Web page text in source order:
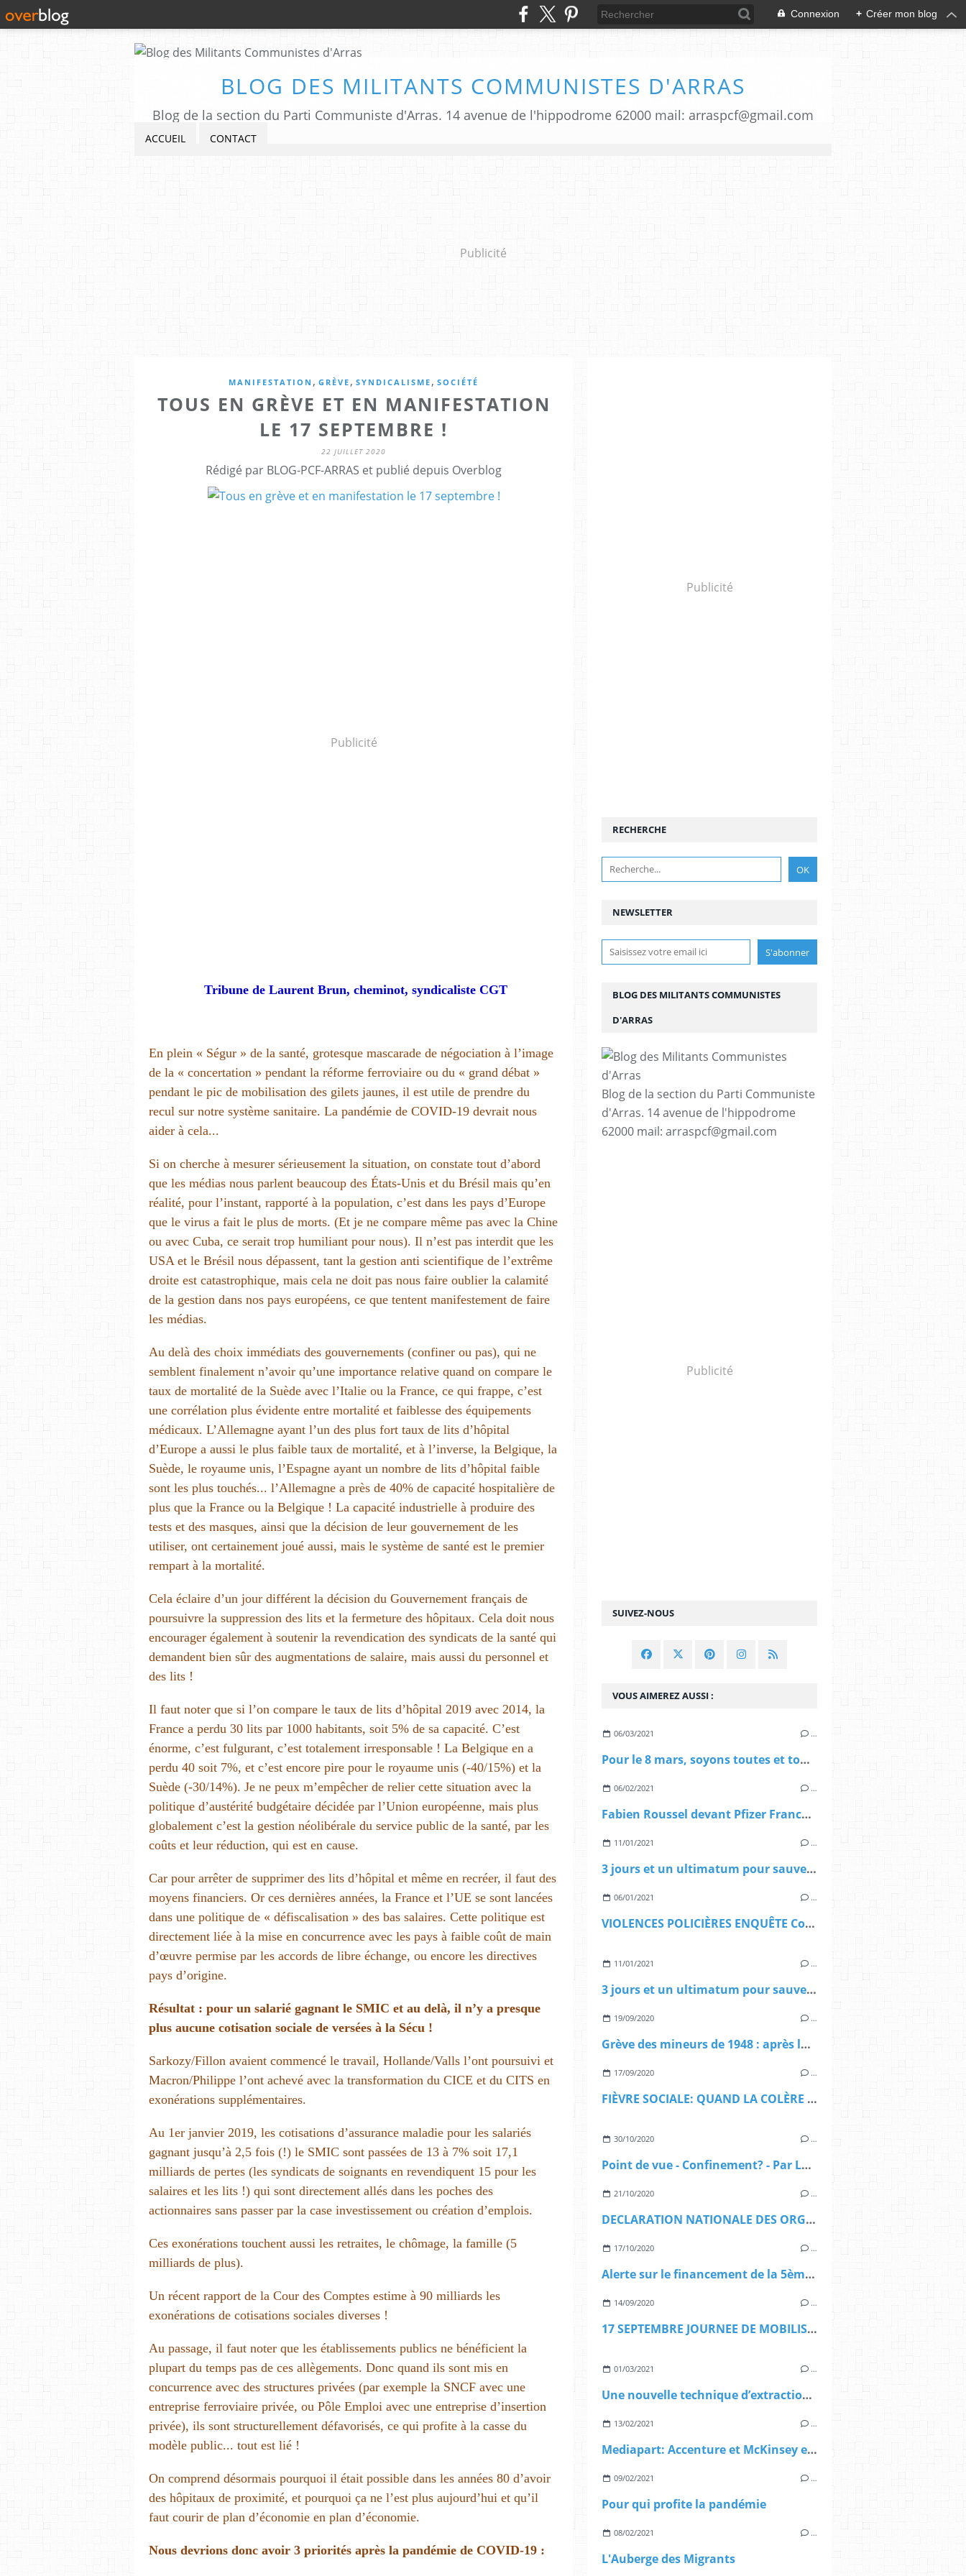
Connexion + Créer mon blog
BLOG DES MILITANTS COMMUNISTES D'ARRAS
Blog de la section du Parti Communiste d'Arras. 14 avenue de l'hippodrome 62000 mail: arraspcf@gmail.com
ACCUEIL CONTACT
Publicité
MANIFESTATION , GRÈVE , SYNDICALISME , SOCIÉTÉ
TOUS EN GRÈVE ET EN MANIFESTATION
LE 17 SEPTEMBRE !
22 JUILLET 2020
Rédigé par BLOG-PCF-ARRAS et publié depuis Overblog
Publicité
Tribune de Laurent Brun, cheminot, syndicaliste CGT
En plein « Ségur » de la santé, grotesque mascarade de négociation à l’image
de la « concertation » pendant la réforme ferroviaire ou du « grand débat »
pendant le pic de mobilisation des gilets jaunes, il est utile de prendre du
recul sur notre système sanitaire. La pandémie de COVID-19 devrait nous
aider à cela...
Si on cherche à mesurer sérieusement la situation, on constate tout d’abord
que les médias nous parlent beaucoup des États-Unis et du Brésil mais qu’en
réalité, pour l’instant, rapporté à la population, c’est dans les pays d’Europe
que le virus a fait le plus de morts. (Et je ne compare même pas avec la Chine
ou avec Cuba, ce serait trop humiliant pour nous). Il n’est pas interdit que les
USA et le Brésil nous dépassent, tant la gestion anti scientifique de l’extrême
droite est catastrophique, mais cela ne doit pas nous faire oublier la calamité
de la gestion dans nos pays européens, ce que tentent manifestement de faire
les médias.
Au delà des choix immédiats des gouvernements (confiner ou pas), qui ne
semblent finalement n’avoir qu’une importance relative quand on compare le
taux de mortalité de la Suède avec l’Italie ou la France, ce qui frappe, c’est
une corrélation plus évidente entre mortalité et faiblesse des équipements
médicaux. L’Allemagne ayant l’un des plus fort taux de lits d’hôpital
d’Europe a aussi le plus faible taux de mortalité, et à l’inverse, la Belgique, la
Suède, le royaume unis, l’Espagne ayant un nombre de lits d’hôpital faible
sont les plus touchés... l’Allemagne a près de 40% de capacité hospitalière de
plus que la France ou la Belgique ! La capacité industrielle à produire des
tests et des masques, ainsi que la décision de leur gouvernement de les
utiliser, ont certainement joué aussi, mais le système de santé est le premier
rempart à la mortalité.
Cela éclaire d’un jour différent la décision du Gouvernement français de
poursuivre la suppression des lits et la fermeture des hôpitaux. Cela doit nous
encourager également à soutenir la revendication des syndicats de la santé qui
demandent bien sûr des augmentations de salaire, mais aussi du personnel et
des lits !
Il faut noter que si l’on compare le taux de lits d’hôpital 2019 avec 2014, la
France a perdu 30 lits par 1000 habitants, soit 5% de sa capacité. C’est
énorme, c’est fulgurant, c’est totalement irresponsable ! La Belgique en a
perdu 40 soit 7%, et c’est encore pire pour le royaume unis (-40/15%) et la
Suède (-30/14%). Je ne peux m’empêcher de relier cette situation avec la
politique d’austérité budgétaire décidée par l’Union européenne, mais plus
globalement c’est la gestion néolibérale du service public de la santé, par les
coûts et leur réduction, qui est en cause.
Car pour arrêter de supprimer des lits d’hôpital et même en recréer, il faut des
moyens financiers. Or ces dernières années, la France et l’UE se sont lancées
dans une politique de « défiscalisation » des bas salaires. Cette politique est
directement liée à la mise en concurrence avec les pays à faible coût de main
d’œuvre permise par les accords de libre échange, ou encore les directives
pays d’origine.
Résultat : pour un salarié gagnant le SMIC et au delà, il n’y a presque
plus aucune cotisation sociale de versées à la Sécu !
Sarkozy/Fillon avaient commencé le travail, Hollande/Valls l’ont poursuivi et
Macron/Philippe l’ont achevé avec la transformation du CICE et du CITS en
exonérations supplémentaires.
Au 1er janvier 2019, les cotisations d’assurance maladie pour les salariés
gagnant jusqu’à 2,5 fois (!) le SMIC sont passées de 13 à 7% soit 17,1
milliards de pertes (les syndicats de soignants en revendiquent 15 pour les
salaires et les lits !) qui sont directement allés dans les poches des
actionnaires sans passer par la case investissement ou création d’emplois.
Ces exonérations touchent aussi les retraites, le chômage, la famille (5
milliards de plus).
Un récent rapport de la Cour des Comptes estime à 90 milliards les
exonérations de cotisations sociales diverses !
Au passage, il faut noter que les établissements publics ne bénéficient la
plupart du temps pas de ces allègements. Donc quand ils sont mis en
concurrence avec des structures privées (par exemple la SNCF avec une
entreprise ferroviaire privée, ou Pôle Emploi avec une entreprise d’insertion
privée), ils sont structurellement défavorisés, ce qui profite à la casse du
modèle public... tout est lié !
On comprend désormais pourquoi il était possible dans les années 80 d’avoir
des hôpitaux de proximité, et pourquoi ça ne l’est plus aujourd’hui et qu’il
faut courir de plan d’économie en plan d’économie.
Nous devrions donc avoir 3 priorités après la pandémie de COVID-19 :
Publicité
NEWSLETTER
SUIVEZ-NOUS
RECHERCHE
BLOG DES MILITANTS COMMUNISTES
D'ARRAS
Blog de la section du Parti Communiste
d'Arras. 14 avenue de l'hippodrome
62000 mail: arraspcf@gmail.com
Publicité
VOUS AIMEREZ AUSSI :
06/03/2021 …
Pour le 8 mars, soyons toutes et tous au rendez-vous !
06/02/2021 …
Fabien Roussel devant Pfizer France à Paris: Il n'y a pas de profit à faire sur la pandémie
11/01/2021 …
3 jours et un ultimatum pour sauver le service public de l’énergie
06/01/2021 …
VIOLENCES POLICIÈRES ENQUÊTE Comment les forces de l’ordre ont saboté la manifestation du 12 décembre 2020
11/01/2021 …
3 jours et un ultimatum pour sauver le service public de l’énergie
19/09/2020 …
Grève des mineurs de 1948 : après la répression, l'indemnisation
17/09/2020 …
FIÈVRE SOCIALE: QUAND LA COLÈRE DEVIENT VIRALE
30/10/2020 …
Point de vue - Confinement? - Par Laurent Brun, membre de la direction du PCF et de la CGT Cheminots
21/10/2020 …
DECLARATION NATIONALE DES ORGANISATIONS SYNDICALES DE RETRAITES
17/10/2020 …
Alerte sur le financement de la 5ème Branche Macron. Encore une arnaque dont vont être victimes les retraités !
14/09/2020 …
17 SEPTEMBRE JOURNEE DE MOBILISATION
01/03/2021 …
Une nouvelle technique d’extraction du lithium ?
13/02/2021 …
Mediapart: Accenture et McKinsey embauchés par l’Etat pour faire un milliard d’économies
09/02/2021 …
Pour qui profite la pandémie
08/02/2021 …
L'Auberge des Migrants